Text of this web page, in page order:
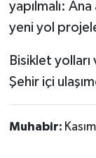
yapılmalı:
yeni yol
Bisiklet yolları
Şehir içi
Muhabir: